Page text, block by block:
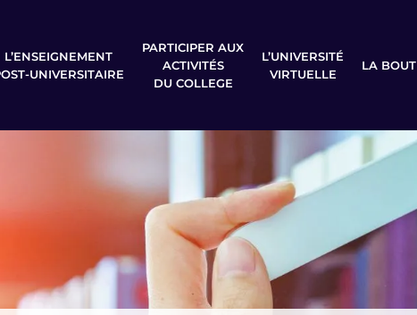
L’ENSEIGNEMENT
UNIVERSITAIRE
PARTICIPER AUX
ACTIVITÉS
DU COLLEGE
L’UNIVERSITÉ
VIRTUELLE
LA